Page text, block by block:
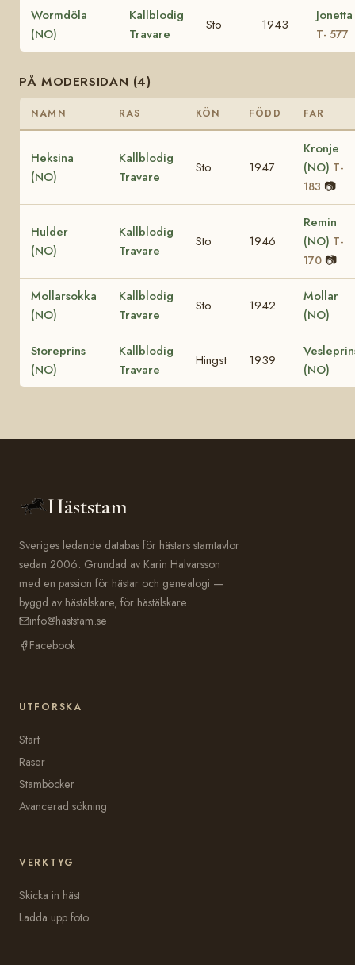
Wormdöla
(NO)
Kallblodig
Travare
Sto 1943
T- 577
PÅ MODERSIDAN (4)
NAMN RAS KÖN FÖDD FAR
Heksina
(NO)
Kallblodig
Travare
Sto 1947
Kronje
(NO) T-
183 📷
Hulder
(NO)
Kallblodig
Travare
Sto 1946
Remin
(NO) T-
170 📷
Mollarsokka
(NO)
Kallblodig
Travare
Sto 1942
Mollar
(NO)
Storeprins
(NO)
Kallblodig
Travare
Hingst 1939
(NO)
Häststam
Sveriges ledande databas för hästars stamtavlor
sedan 2006. Grundad av Karin Halvarsson
med en passion för hästar och genealogi —
byggd av hästälskare, för hästälskare.
info@haststam.se
Facebook
UTFORSKA
Start
Raser
Stamböcker
Avancerad sökning
VERKTYG
Skicka in häst
Ladda upp foto